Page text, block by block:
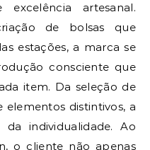
artesanal.
de bolsas que
estações, a marca se
consciente que
item. Da seleção de
elementos distintivos, a
individualidade. Ao
o cliente não apenas